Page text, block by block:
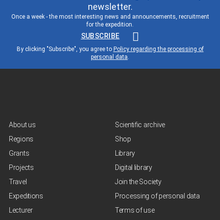
newsletter.
Once a week - the most interesting news and announcements, recruitment
for the expedition.
SUBSCRIBE
By clicking "Subscribe", you agree to Policy regarding the processing of
personal data.
About us
Regions
Grants
Projects
Travel
Expeditions
Lecturer
Scientific archive
Shop
Library
Digital library
Join the Society
Processing of personal data
Terms of use